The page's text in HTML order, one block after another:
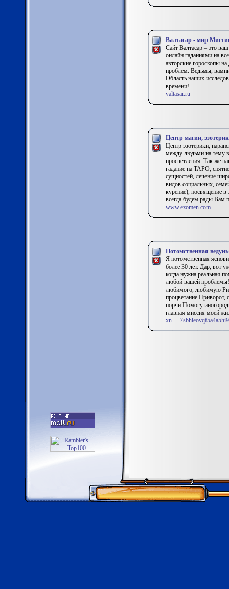
Валтасар - мир
Сайт Валтасар – это
онлайн гаданиями на
авторские гороскопы
проблем. Ведьмы,
Область наших
времени!
valtasar.ru
Центр магии,
Центр эзотерики,
между людьми на тему
просветления. Так же
гадание на ТАРО,
сущностей, лечение
видов социальных,
курение), посвящение
всегда будем рады Вам
www.ezomen.com
Потомственная
Я потомственная
более 30 лет. Дар, вот
когда нужна реальная
любой вашей проблемы!
любимого, любимую
процветание Приворот,
порчи Помогу
главная миссия моей
xn----